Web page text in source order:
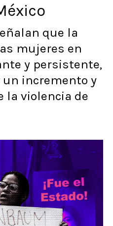
que la
mujeres en
y persistente,
un incremento y
la violencia de